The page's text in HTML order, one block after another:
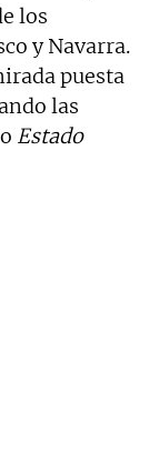
los
y Navarra.
puesta
las
Estado